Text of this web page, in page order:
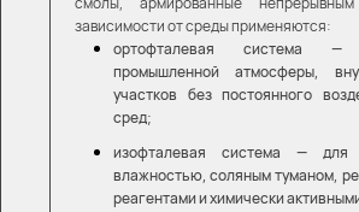
зависимости от среды применяются:
ортофталевая система —
промышленной атмосферы,
участков без постоянного
сред;
изофталевая система —
влажностью, соляным туманом,
реагентами и химически